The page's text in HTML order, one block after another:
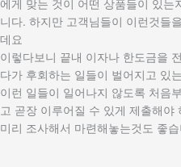
에게 맞는 것이 어떤 상품들이 있는
니다. 하지만 고객님들이 이런것들
데요
이렇다보니 끝내 이자나 한도금을
다가 후회하는 일들이 벌어지고 있
이런 일들이 일어나지 않도록 처음
고 곧장 이루어질 수 있게 제출해야
미리 조사해서 마련해놓는것도 좋